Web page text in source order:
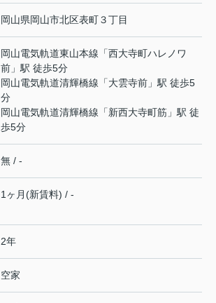
岡山県岡山市北区表町３丁目
岡山電気軌道東山本線 「西大寺町ハレノワ
前 」駅 徒歩5分
岡山電気軌道清輝橋線 「大雲寺前 」駅 徒歩5
分
岡山電気軌道清輝橋線 「新西大寺町筋 」駅 徒
歩5分
無 / -
1ヶ月(新賃料) / -
2年
空家